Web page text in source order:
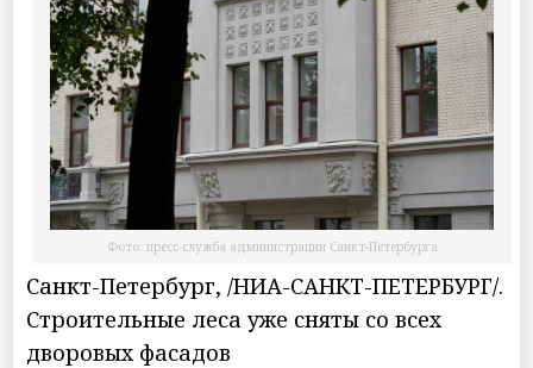
Фото: пресс-служба администрации Санкт-Петербурга
Санкт-Петербург, /НИА-САНКТ-ПЕТЕРБУРГ/.
Строительные леса уже сняты со всех
дворовых фасадов